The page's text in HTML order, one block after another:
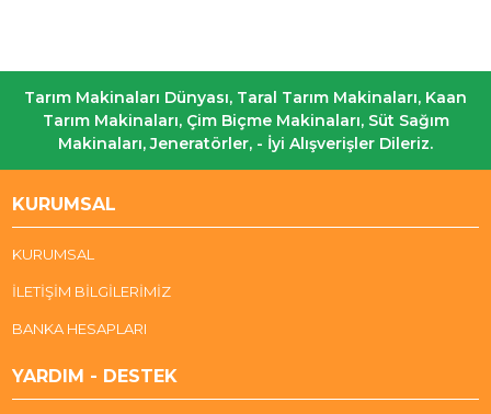
Tarım Makinaları Dünyası, Taral Tarım Makinaları, Kaan
Tarım Makinaları, Çim Biçme Makinaları, Süt Sağım
Makinaları, Jeneratörler, - İyi Alışverişler Dileriz.
KURUMSAL
KURUMSAL
İLETİŞİM BİLGİLERİMİZ
BANKA HESAPLARI
YARDIM - DESTEK